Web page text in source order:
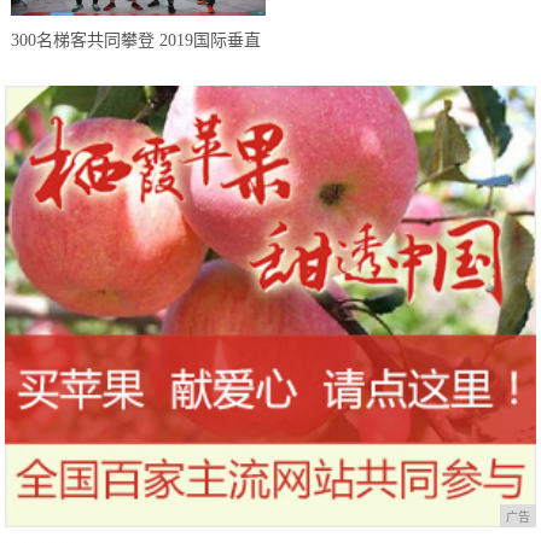
300名梯客共同攀登 2019国际垂直
站欢乐开跑
广告